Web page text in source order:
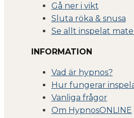
Gå ner i vikt
Sluta röka & snusa
Se allt inspelat
INFORMATION
Vad är hypnos?
Hur fungerar
Vanliga frågor
Om HypnosONLINE